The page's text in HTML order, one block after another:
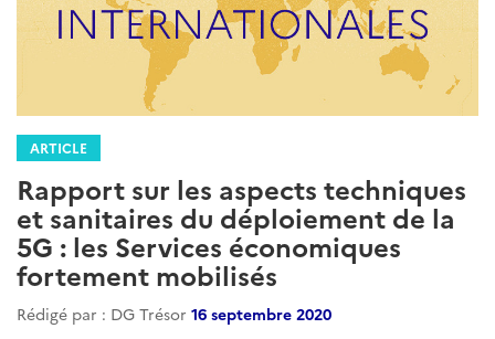
ARTICLE
Rapport sur les aspects techniques
et sanitaires du déploiement de la
5G : les Services économiques
fortement mobilisés
Rédigé par : DG Trésor 16 septembre 2020